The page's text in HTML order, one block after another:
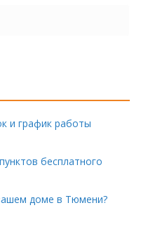
и график работы
бесплатного
доме в Тюмени?